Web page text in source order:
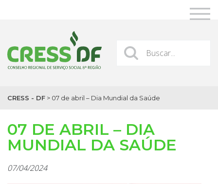
CRESS - DF > 07 de abril – Dia Mundial da Saúde
07 DE ABRIL – DIA
MUNDIAL DA SAÚDE
07/04/2024